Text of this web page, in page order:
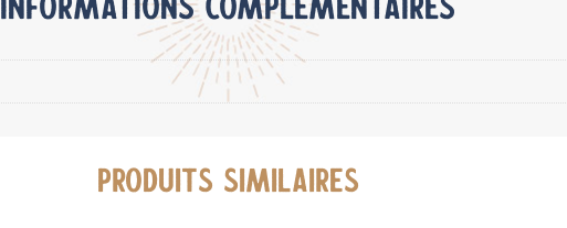
PRODUITS SIMILAIRES